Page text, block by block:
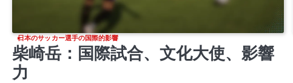
日本のサッカー選手の国際的影響
柴崎岳：国際試合、文化大使、影響
力